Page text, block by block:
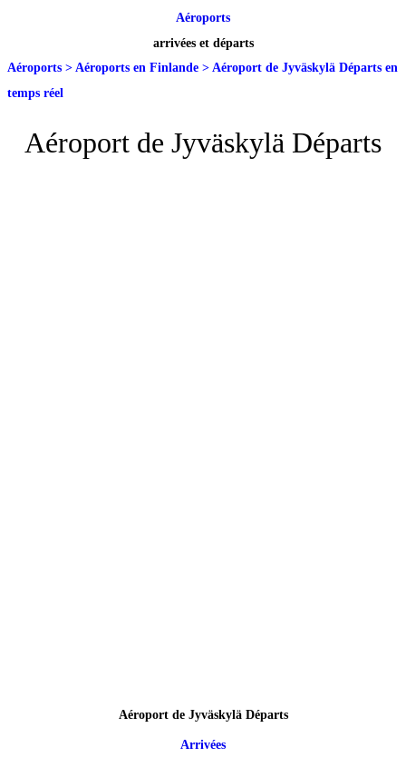
Aéroports
arrivées et départs
Aéroports > Aéroports en Finlande > Aéroport de Jyväskylä Départs en
temps réel
Aéroport de Jyväskylä Départs
Aéroport de Jyväskylä Départs
Arrivées